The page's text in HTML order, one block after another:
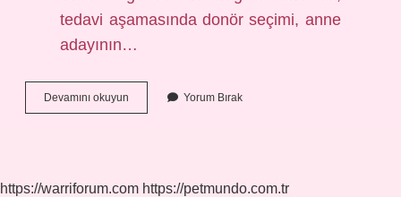
tedavi aşamasında donör seçimi, anne
adayının…
Devamını okuyun
Bebek
Yorum Bırak
https://warriforum.com https://petmundo.com.tr